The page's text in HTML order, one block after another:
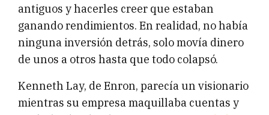
antiguos y hacerles creer que estaban
ganando rendimientos. En realidad, no había
ninguna inversión detrás, solo movía dinero
de unos a otros hasta que todo colapsó.
Kenneth Lay, de Enron, parecía un visionario
mientras su empresa maquillaba cuentas y